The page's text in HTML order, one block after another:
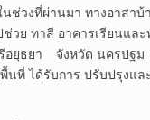
านมา ทางอาสาบ้าน
วย ทาสี อาคารเรียนและ
อยุธยา จังหวัด นครปฐม
นที่ ได้รับการ ปรับปรุงแ